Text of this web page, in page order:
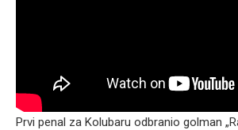
Prvi penal za Kolubaru odbranio golman